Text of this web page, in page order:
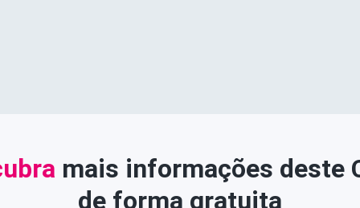
mais informações deste
de forma gratuita